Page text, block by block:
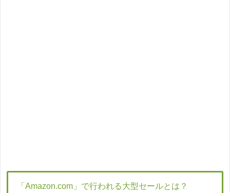
「Amazon.com」で行われる大型セールとは？